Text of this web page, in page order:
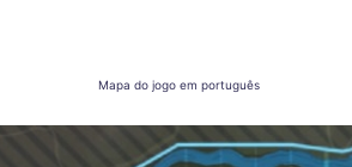
Mapa do jogo em português